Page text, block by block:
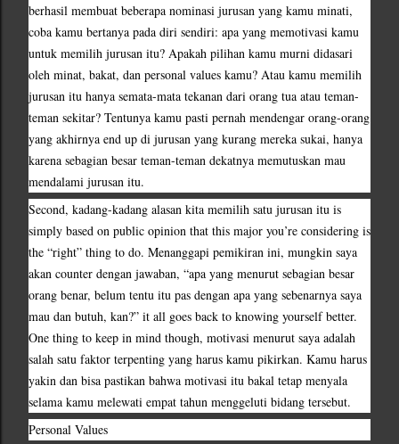
berhasil membuat beberapa nominasi jurusan yang kamu minati,
coba kamu bertanya pada diri sendiri: apa yang memotivasi kamu
untuk memilih jurusan itu? Apakah pilihan kamu murni didasari
oleh minat, bakat, dan personal values kamu? Atau kamu memilih
jurusan itu hanya semata-mata tekanan dari orang tua atau teman-
teman sekitar? Tentunya kamu pasti pernah mendengar orang-orang
yang akhirnya end up di jurusan yang kurang mereka sukai, hanya
karena sebagian besar teman-teman dekatnya memutuskan mau
mendalami jurusan itu.
Second, kadang-kadang alasan kita memilih satu jurusan itu is
simply based on public opinion that this major you’re considering is
the “right” thing to do. Menanggapi pemikiran ini, mungkin saya
akan counter dengan jawaban, “apa yang menurut sebagian besar
orang benar, belum tentu itu pas dengan apa yang sebenarnya saya
mau dan butuh, kan?” it all goes back to knowing yourself better.
One thing to keep in mind though, motivasi menurut saya adalah
salah satu faktor terpenting yang harus kamu pikirkan. Kamu harus
yakin dan bisa pastikan bahwa motivasi itu bakal tetap menyala
selama kamu melewati empat tahun menggeluti bidang tersebut.
Personal Values